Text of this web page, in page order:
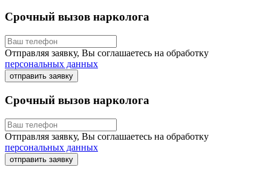
Срочный вызов нарколога
Отправляя заявку, Вы соглашаетесь на обработку
персональных данных
отправить заявку
Срочный вызов нарколога
Отправляя заявку, Вы соглашаетесь на обработку
персональных данных
отправить заявку